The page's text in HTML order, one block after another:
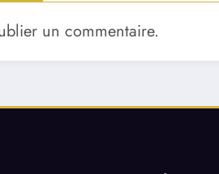
un commentaire.